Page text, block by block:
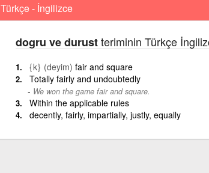
Türkçe - İngilizce
dogru ve durustteriminin Türkçe
{k} (deyim) fair and square
Totally fairly and undoubtedly
We won the game fair and square.
Within the applicable rules
decently, fairly, impartially, justly, equally